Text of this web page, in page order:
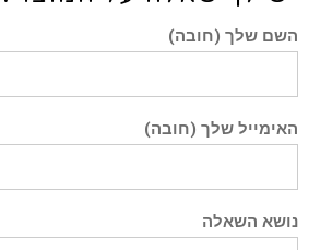
השם שלך (חובה)
האימייל שלך (חובה)
נושא השאלה